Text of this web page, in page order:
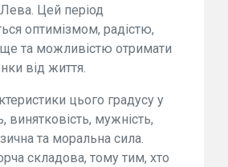
Лева. Цей період
оптимізмом, радістю,
та можливістю отримати
від життя.
цього градусу у
винятковість, мужність,
та моральна сила.
складова, тому тим, хто